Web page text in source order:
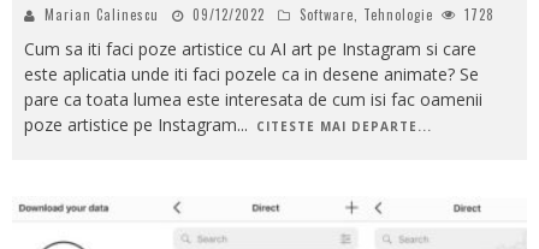
Marian Calinescu 09/12/2022 Software Tehnologie 1728
Cum sa iti faci poze artistice cu AI art pe Instagram si care
este aplicatia unde iti faci pozele ca in desene animate? Se
pare ca toata lumea este interesata de cum isi fac oamenii
poze artistice pe Instagram... CITESTE MAI DEPARTE...